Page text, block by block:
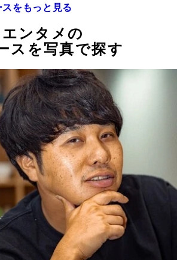
をもっと見る
エンタメの
スを写真で探す